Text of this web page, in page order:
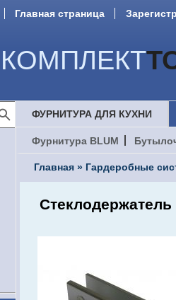
Главная страница
КОМПЛЕКТ
ФУРНИТУРА ДЛЯ КУХНИ
Фурнитура BLUM
Главная » Гардеробные